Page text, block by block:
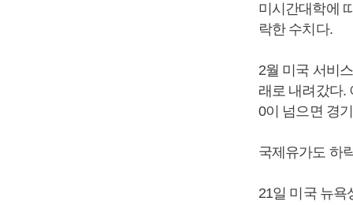
미시간대학에
락한 수치다.
2월 미국 서비
래로 내려갔다.
0이 넘으면 경
국제유가도 하
21일 미국 뉴욕